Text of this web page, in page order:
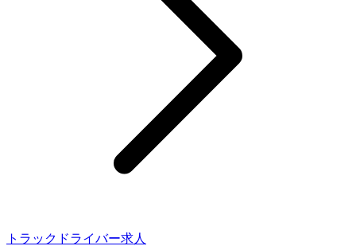
トラックドライバー求人